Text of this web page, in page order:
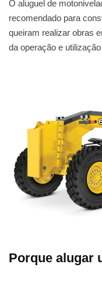
O aluguel de
recomendado para
queiram realizar obras
da operação e
Porque alugar